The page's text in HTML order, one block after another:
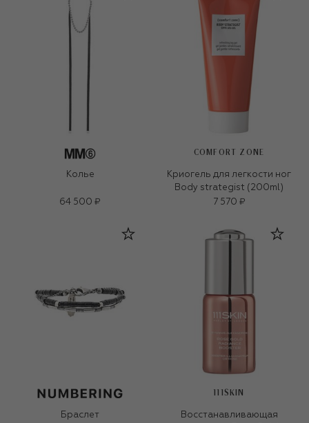
Колье
64 500 ₽
COMFORT ZONE
Криогель для легкости ног
Body strategist (200ml)
7 570 ₽
Браслет
111SKIN
Восстанавливающая